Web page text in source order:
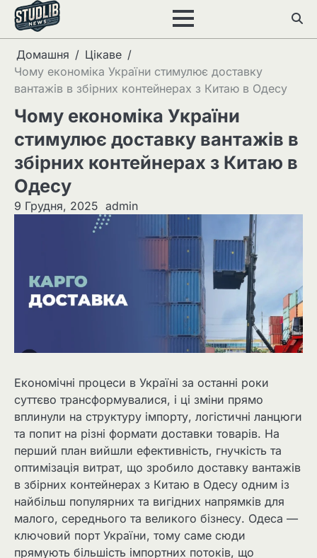
Перейти
вмісту
Домашня
Цікаве
Чому економіка України стимулює доставку
вантажів в збірних контейнерах з Китаю в Одесу
Чому економіка України
стимулює доставку вантажів в
збірних контейнерах з Китаю в
Одесу
9 Грудня, 2025 admin
Економічні процеси в Україні за останні роки
суттєво трансформувалися, і ці зміни прямо
вплинули на структуру імпорту, логістичні ланцюги
та попит на різні формати доставки товарів. На
перший план вийшли ефективність, гнучкість та
оптимізація витрат, що зробило доставку вантажів
в збірних контейнерах з Китаю в Одесу одним із
найбільш популярних та вигідних напрямків для
малого, середнього та великого бізнесу. Одеса —
ключовий порт України, тому саме сюди
прямують більшість імпортних потоків, що